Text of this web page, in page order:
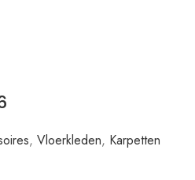
, Vloerkleden, Karpetten